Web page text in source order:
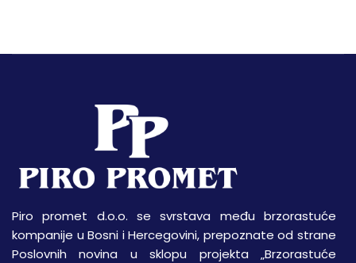
Piro promet d.o.o. se svrstava među brzorastuće
kompanije u Bosni i Hercegovini, prepoznate od strane
Poslovnih novina u sklopu projekta „Brzorastuće